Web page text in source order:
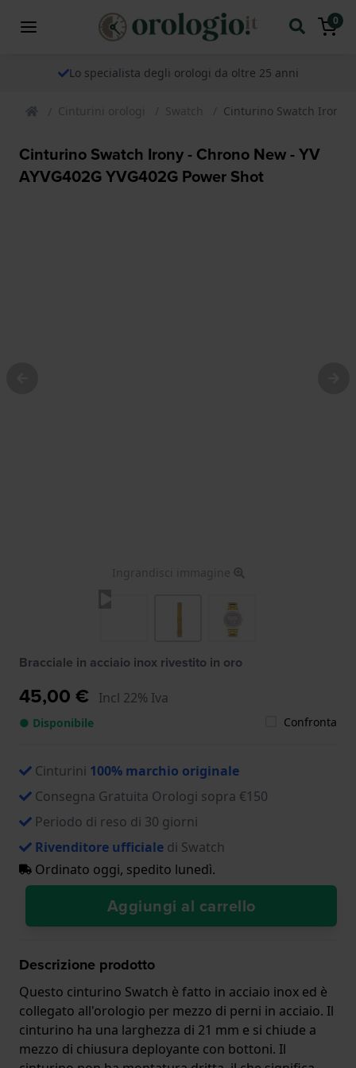
0
Lo specialista degli orologi da oltre 25 anni
Cinturini orologi Swatch Cinturino Swatch Irony -
Cinturino Swatch Irony - Chrono New - YV
AYVG402G YVG402G Power Shot
Ingrandisci immagine
Bracciale in acciaio inox rivestito in oro
45,00 € Incl 22% Iva
● Disponibile Confronta
Cinturini 100% marchio originale
Consegna Gratuita Orologi sopra €150
Periodo di reso di 30 giorni
Rivenditore ufficiale di Swatch
Ordinato oggi, spedito lunedì.
Aggiungi al carrello
Descrizione prodotto
Questo cinturino Swatch è fatto in acciaio inox ed è
collegato all'orologio per mezzo di perni in acciaio. Il
cinturino ha una larghezza di 21 mm e si chiude a
mezzo di chiusura deployante con bottoni. Il